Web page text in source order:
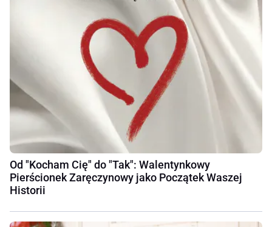
Od "Kocham Cię" do "Tak": Walentynkowy
Pierścionek Zaręczynowy jako Początek Waszej
Historii